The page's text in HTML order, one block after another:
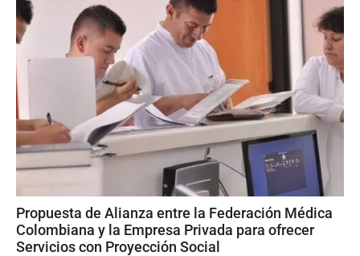
Propuesta de Alianza entre la Federación Médica
Colombiana y la Empresa Privada para ofrecer
Servicios con Proyección Social